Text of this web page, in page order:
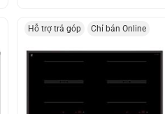
Hỗ trợ trả góp Chỉ bán Online